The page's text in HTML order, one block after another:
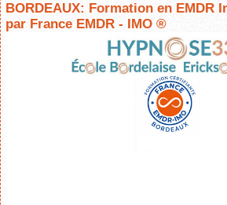
BORDEAUX: Formation en EMDR
par France EMDR - IMO ®